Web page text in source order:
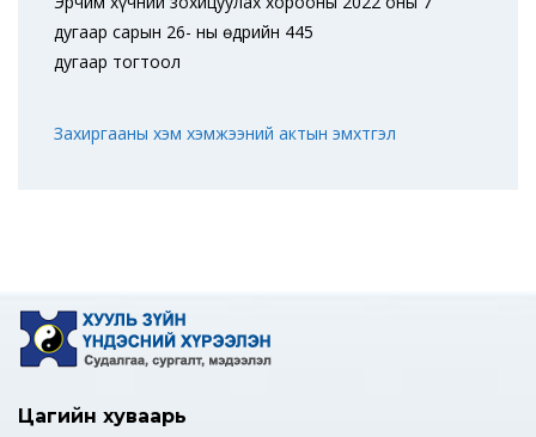
дугаар сарын 26- ны өдрийн 445
дугаар тогтоол
Захиргааны хэм хэмжээний актын эмхтгэл
Цагийн хуваарь